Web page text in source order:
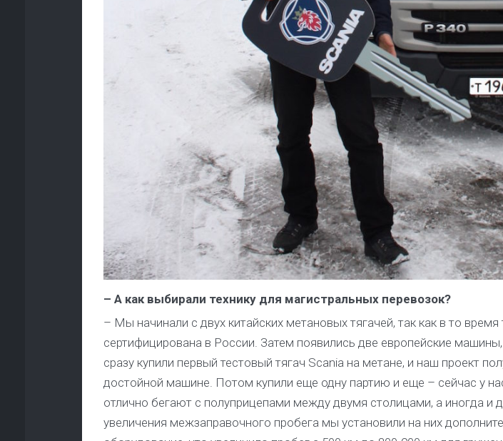
– А как выбирали технику для магистральных перевозок?
– Мы начинали с двух китайских метановых тягачей, так как в то
сертифицирована в России. Затем появились две европейские
сразу купили первый тестовый тягач Scania на метане, и наш проект
достойной машине. Потом купили еще одну партию и еще – сейчас у
отлично бегают с полуприцепами между двумя столицами, а иногда и
увеличения межзаправочного пробега мы установили на них